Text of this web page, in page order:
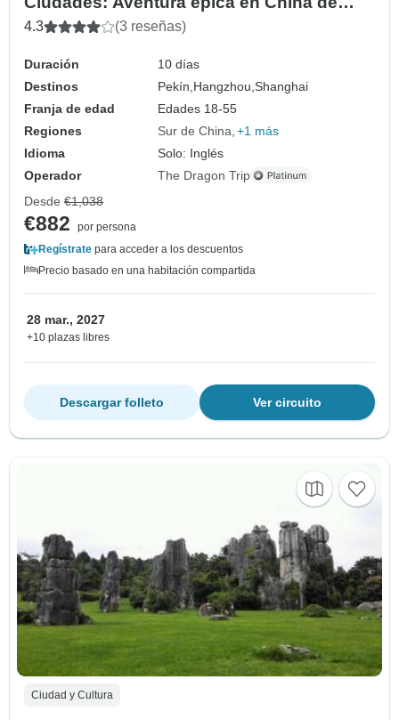
Pekín a Shanghai
4.3 (3 reseñas)
Duración
10 días
Destinos
Pekín, Hangzhou,Shanghai
Franja de edad
Edades 18-55
Regiones
Sur de China +1 más
Idioma
Solo: Inglés
Operador
The Dragon Trip
Desde €1,038
€882
por persona
Regístrate para acceder a los descuentos
Precio basado en una habitación compartida
28 mar., 2027
+10 plazas libres
Ver circuito
Descargar folleto
Ciudad y Cultura